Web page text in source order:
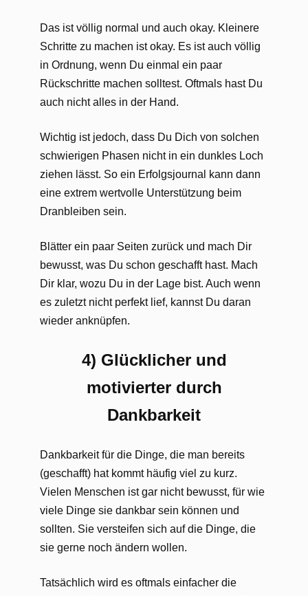
Das ist völlig normal und auch okay. Kleinere
Schritte zu machen ist okay. Es ist auch völlig
in Ordnung, wenn Du einmal ein paar
Rückschritte machen solltest. Oftmals hast Du
auch nicht alles in der Hand.
Wichtig ist jedoch, dass Du Dich von solchen
schwierigen Phasen nicht in ein dunkles Loch
ziehen lässt. So ein Erfolgsjournal kann dann
eine extrem wertvolle Unterstützung beim
Dranbleiben sein.
Blätter ein paar Seiten zurück und mach Dir
bewusst, was Du schon geschafft hast. Mach
Dir klar, wozu Du in der Lage bist. Auch wenn
es zuletzt nicht perfekt lief, kannst Du daran
wieder anknüpfen.
4) Glücklicher und
motivierter durch
Dankbarkeit
Dankbarkeit für die Dinge, die man bereits
(geschafft) hat kommt häufig viel zu kurz.
Vielen Menschen ist gar nicht bewusst, für wie
viele Dinge sie dankbar sein können und
sollten. Sie versteifen sich auf die Dinge, die
sie gerne noch ändern wollen.
Tatsächlich wird es oftmals einfacher die